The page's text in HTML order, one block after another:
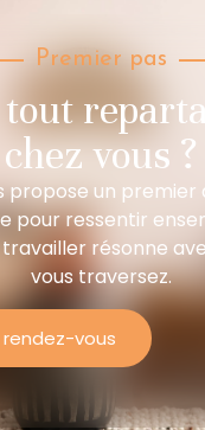
Premier pas
chez vous ?
propose un
pour ressentir
résonne
vous traversez.
rendez-vous